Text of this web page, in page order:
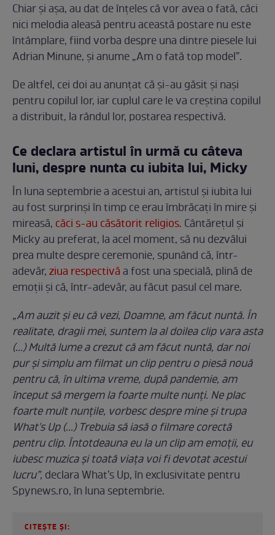
Chiar și așa, au dat de înțeles că vor avea o fată, căci
nici melodia aleasă pentru această postare nu este
întâmplare, fiind vorba despre una dintre piesele lui
Adrian Minune, și anume „Am o fată top model”.
De altfel, cei doi au anunțat că și-au găsit și nași
pentru copilul lor, iar cuplul care le va creștina copilul
a distribuit, la rândul lor, postarea respectivă.
Ce declara artistul în urmă cu câteva
luni, despre nunta cu iubita lui, Micky
În luna septembrie a acestui an, artistul și iubita lui
au fost surprinși în timp ce erau îmbrăcați în mire și
mireasă, căci s-au căsătorit religios. Cântărețul și
Micky au preferat, la acel moment, să nu dezvălui
prea multe despre ceremonie, spunând că, într-
adevăr,ziua respectivăa fost una specială, plină de
emoții și că, într-adevăr, au făcut pasul cel mare.
„Am auzit și eu că vezi, Doamne, am făcut nuntă. În
realitate, dragii mei, suntem la al doilea clip vara asta
(...) Multă lume a crezut că am făcut nuntă, dar noi
pur și simplu am filmat un clip pentru o piesă nouă
pentru că, în ultima vreme, după pandemie, am
început să mergem la foarte multe nunți. Ne plac
foarte mult nunțile, vorbesc despre mine și trupa
What's Up (...) Trebuia să iasă o filmare corectă
pentru clip. Întotdeauna eu la un clip am emoții, eu
iubesc muzica și toată viața voi fi devotat acestui
lucru”, declara What’s Up, în exclusivitate pentru
Spynews.ro, în luna septembrie.
CITEȘTE ȘI: